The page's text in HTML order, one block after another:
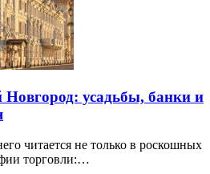
усадьбы, банки и
читается не только в роскошных
торговли:…